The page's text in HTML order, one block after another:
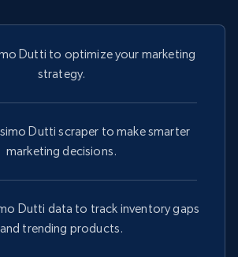
Dutti to optimize your marketing
strategy.
Dutti scraper to make smarter
marketing decisions.
Dutti data to track inventory gaps
and trending products.